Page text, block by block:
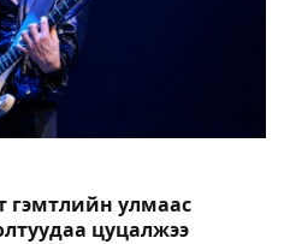
гэмтлийн улмаас
цуцалжээ